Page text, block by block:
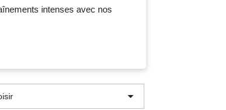
intenses avec nos
